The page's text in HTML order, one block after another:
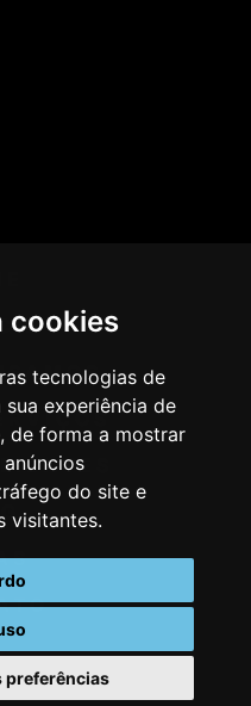
cookies
tecnologias de
experiência de
de forma a mostrar
do site e
visitantes.
preferências